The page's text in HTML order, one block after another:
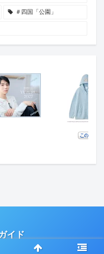
＃四国「公園」
イド
イド All Rights Reserved.